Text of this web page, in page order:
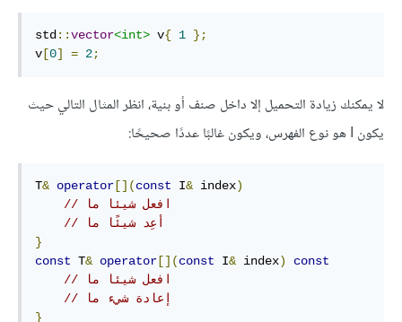
std::vector<int> v{ 1 };
v [0] = 2;
لا يمكنك زيادة التحميل إلا داخل صنف أو بنية، انظر المثال التالي حيث
يكون I هو نوع الفهرس، ويكون غالبًا عددًا صحيحًا:
T& operator [](const I& index)
// افعل شيئا ما
// أعِد شيئًا ما
}
const T& operator [](const I& index)
const
// افعل شيئا ما
// إعادة شيء ما
}